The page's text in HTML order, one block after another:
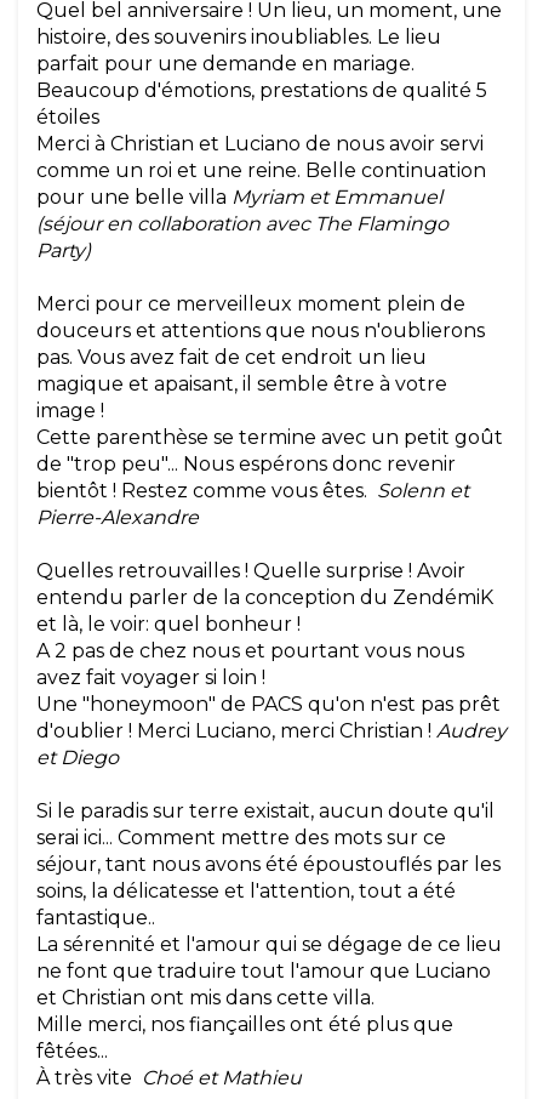
Quel bel anniversaire ! Un lieu, un moment, une
histoire, des souvenirs inoubliables. Le lieu
parfait pour une demande en mariage.
Beaucoup d'émotions, prestations de qualité 5
étoiles
Merci à Christian et Luciano de nous avoir servi
comme un roi et une reine. Belle continuation
pour une belle villa Myriam et Emmanuel
(séjour en collaboration avec The Flamingo
Party)
Merci pour ce merveilleux moment plein de
douceurs et attentions que nous n'oublierons
pas. Vous avez fait de cet endroit un lieu
magique et apaisant, il semble être à votre
image !
Cette parenthèse se termine avec un petit goût
de "trop peu"... Nous espérons donc revenir
bientôt ! Restez comme vous êtes. Solenn et
Pierre-Alexandre
Quelles retrouvailles ! Quelle surprise ! Avoir
entendu parler de la conception du ZendémiK
et là, le voir: quel bonheur !
A 2 pas de chez nous et pourtant vous nous
avez fait voyager si loin !
Une "honeymoon" de PACS qu'on n'est pas prêt
d'oublier ! Merci Luciano, merci Christian ! Audrey
et Diego
Si le paradis sur terre existait, aucun doute qu'il
serai ici... Comment mettre des mots sur ce
séjour, tant nous avons été époustouflés par les
soins, la délicatesse et l'attention, tout a été
fantastique..
La sérennité et l'amour qui se dégage de ce lieu
ne font que traduire tout l'amour que Luciano
et Christian ont mis dans cette villa.
Mille merci, nos fiançailles ont été plus que
fêtées...
À très vite Choé et Mathieu